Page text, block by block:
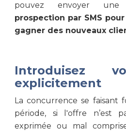
pouvez envoyer
prospection par SMS
gagner des nouveaux
Introduisez
explicitement
La concurrence se faisant
période, si l'offre n’est
exprimée ou mal